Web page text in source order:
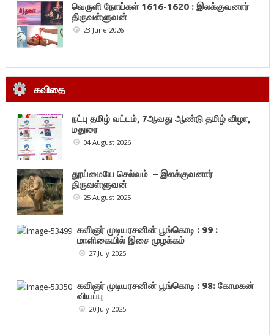
வெருளி நோய்கள் 1616-1620 : இலக்குவனார்
திருவள்ளுவன்
23 June 2026
கவிதை
நட்பு தமிழ் வட்டம், 7ஆவது ஆண்டு தமிழ் விழா,
மதுரை
04 August 2026
தூய்மையே செல்வம் – இலக்குவனார்
திருவள்ளுவன்
25 August 2025
கவிஞர் முடியரசனின் பூங்கொடி : 99 :
மாளிகையில் இசை முழக்கம்
27 July 2025
கவிஞர் முடியரசனின் பூங்கொடி : 98: கோமகன்
வியப்பு
20 July 2025